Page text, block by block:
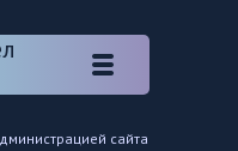
сайта